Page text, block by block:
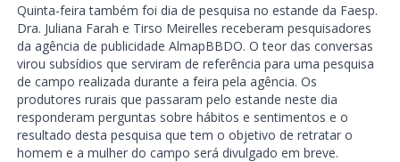
Quinta-feira também foi dia de pesquisa no estande da Faesp.
Dra. Juliana Farah e Tirso Meirelles receberam pesquisadores
da agência de publicidade AlmapBBDO. O teor das conversas
virou subsídios que serviram de referência para uma pesquisa
de campo realizada durante a feira pela agência. Os
produtores rurais que passaram pelo estande neste dia
responderam perguntas sobre hábitos e sentimentos e o
resultado desta pesquisa que tem o objetivo de retratar o
homem e a mulher do campo será divulgado em breve.